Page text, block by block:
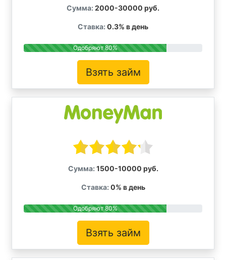
Сумма: 2000-30000 руб.
Ставка: 0.3% в день
Одобряют 80%
Взять займ
Сумма: 1500-10000 руб.
Ставка: 0% в день
Одобряют 80%
Взять займ